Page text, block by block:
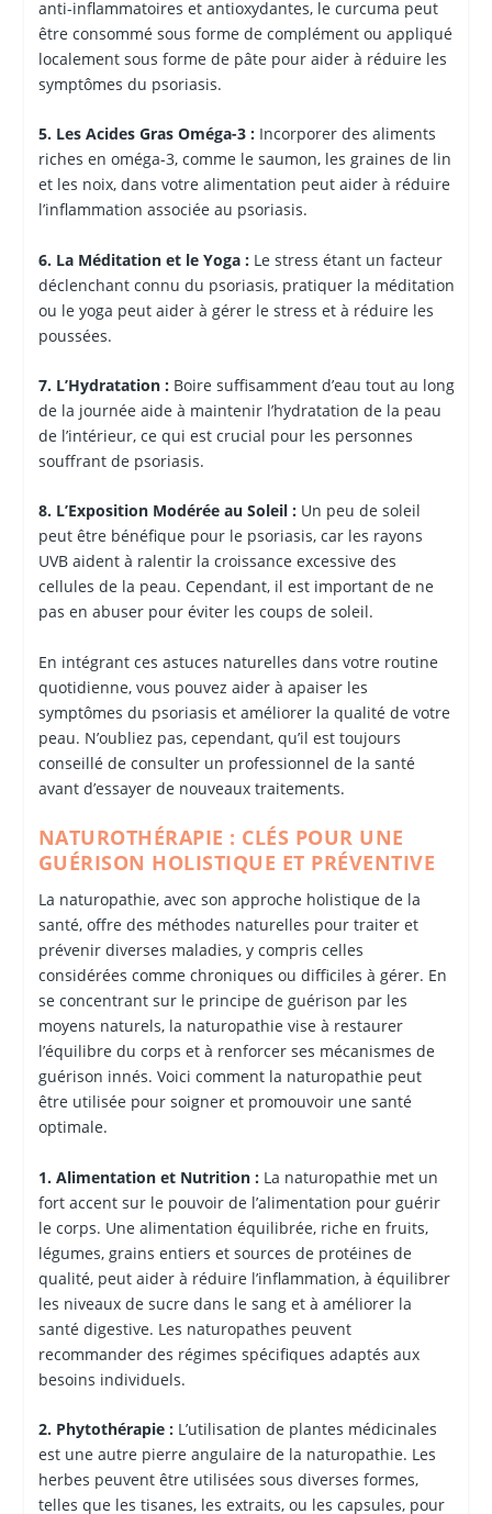
anti-inflammatoires et antioxydantes, le curcuma peut
être consommé sous forme de complément ou appliqué
localement sous forme de pâte pour aider à réduire les
symptômes du psoriasis.
5. Les Acides Gras Oméga-3 :Incorporer des aliments
riches en oméga-3, comme le saumon, les graines de lin
et les noix, dans votre alimentation peut aider à réduire
l’inflammation associée au psoriasis.
6. La Méditation et le Yoga :Le stress étant un facteur
déclenchant connu du psoriasis, pratiquer la méditation
ou le yoga peut aider à gérer le stress et à réduire les
poussées.
7. L’Hydratation :Boire suffisamment d’eau tout au long
de la journée aide à maintenir l’hydratation de la peau
de l’intérieur, ce qui est crucial pour les personnes
souffrant de psoriasis.
8. L’Exposition Modérée au Soleil :Un peu de soleil
peut être bénéfique pour le psoriasis, car les rayons
UVB aident à ralentir la croissance excessive des
cellules de la peau. Cependant, il est important de ne
pas en abuser pour éviter les coups de soleil.
En intégrant ces astuces naturelles dans votre routine
quotidienne, vous pouvez aider à apaiser les
symptômes du psoriasis et améliorer la qualité de votre
peau. N’oubliez pas, cependant, qu’il est toujours
conseillé de consulter un professionnel de la santé
avant d’essayer de nouveaux traitements.
NATUROTHÉRAPIE : CLÉS POUR UNE
GUÉRISON HOLISTIQUE ET PRÉVENTIVE
La naturopathie, avec son approche holistique de la
santé, offre des méthodes naturelles pour traiter et
prévenir diverses maladies, y compris celles
considérées comme chroniques ou difficiles à gérer. En
se concentrant sur le principe de guérison par les
moyens naturels, la naturopathie vise à restaurer
l’équilibre du corps et à renforcer ses mécanismes de
guérison innés. Voici comment la naturopathie peut
être utilisée pour soigner et promouvoir une santé
optimale.
1. Alimentation et Nutrition :La naturopathie met un
fort accent sur le pouvoir de l’alimentation pour guérir
le corps. Une alimentation équilibrée, riche en fruits,
légumes, grains entiers et sources de protéines de
qualité, peut aider à réduire l’inflammation, à équilibrer
les niveaux de sucre dans le sang et à améliorer la
santé digestive. Les naturopathes peuvent
recommander des régimes spécifiques adaptés aux
besoins individuels.
2. Phytothérapie :L’utilisation de plantes médicinales
est une autre pierre angulaire de la naturopathie. Les
herbes peuvent être utilisées sous diverses formes,
telles que les tisanes, les extraits, ou les capsules, pour